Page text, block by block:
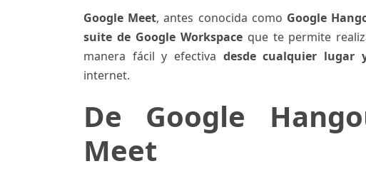
Google Meet, antes conocida como Google
suite de Google Workspaceque te permite
manera fácil y efectiva desde cualquier lugar
internet.
De Google
Meet